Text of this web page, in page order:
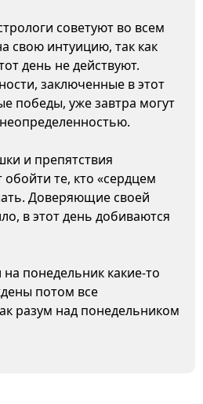
советуют во всем
свою интуицию, так как
день не действуют.
заключенные в этот
победы, уже завтра могут
и препятствия
те, кто «сердцем
Доверяющие своей
в этот день добиваются
понедельник какие-то
потом все
разум над понедельником